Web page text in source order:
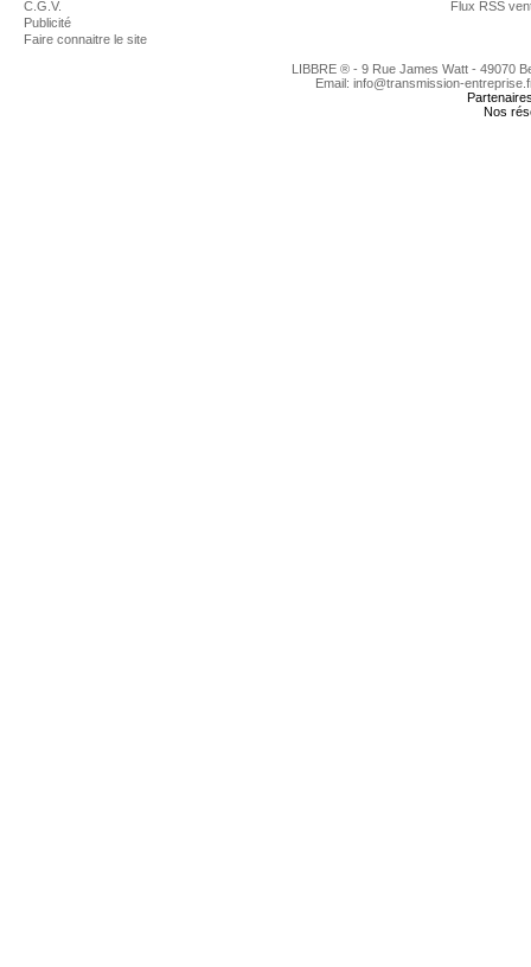
C.G.V.
Publicité
Faire connaitre le site
Flux RSS
LIBBRE ® - 9 Rue James Watt - 49070
Email: info@transmission-
Nos